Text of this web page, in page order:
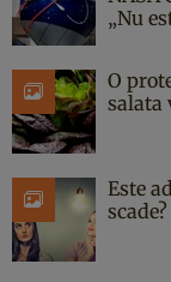
„Nu
O
salata
Este